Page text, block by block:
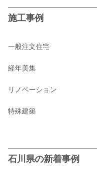
施工事例
一般注文住宅
経年美集
リノベーション
特殊建築
石川県の新着事例